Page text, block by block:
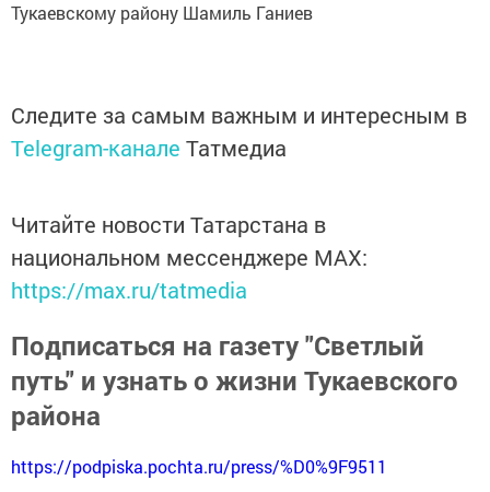
Тукаевскому району Шамиль Ганиев
Следите за самым важным и интересным в
Telegram-канале Татмедиа
Читайте новости Татарстана в
национальном мессенджере MАХ:
https://max.ru/tatmedia
Подписаться на газету "Светлый
путь" и узнать о жизни Тукаевского
района
https://podpiska.pochta.ru/press/%D0%9F9511